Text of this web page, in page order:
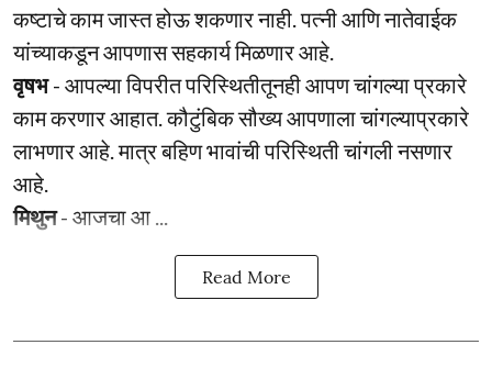
कष्टाचे काम जास्त होऊ शकणार नाही. पत्नी आणि नातेवाईक
यांच्याकडून आपणास सहकार्य मिळणार आहे.
वृषभ- आपल्या विपरीत परिस्थितीतूनही आपण चांगल्या प्रकारे
काम करणार आहात. कौटुंबिक सौख्य आपणाला चांगल्याप्रकारे
लाभणार आहे. मात्र बहिण भावांची परिस्थिती चांगली नसणार
आहे.
मिथुन- आजचा आ ...
Read More